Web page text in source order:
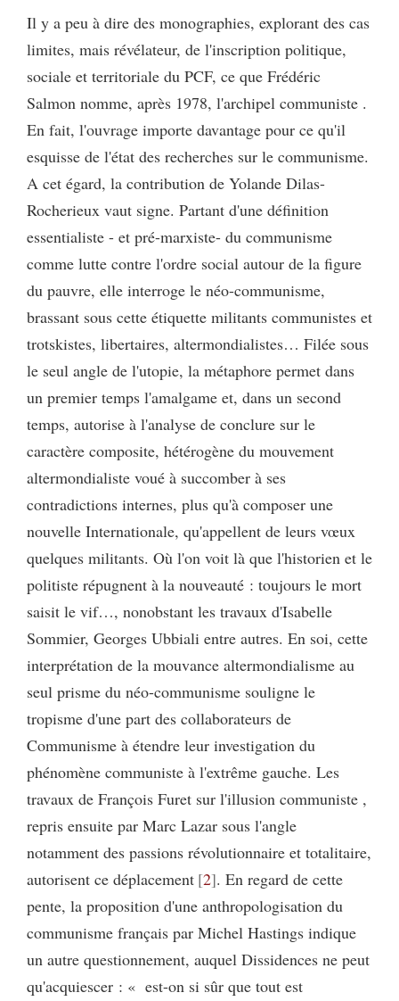
Il y a peu à dire des monographies, explorant des cas
limites, mais révélateur, de l'inscription politique,
sociale et territoriale du PCF, ce que Frédéric
Salmon nomme, après 1978, l'archipel communiste .
En fait, l'ouvrage importe davantage pour ce qu'il
esquisse de l'état des recherches sur le communisme.
A cet égard, la contribution de Yolande Dilas-
Rocherieux vaut signe. Partant d'une définition
essentialiste - et pré-marxiste- du communisme
comme lutte contre l'ordre social autour de la figure
du pauvre, elle interroge le néo-communisme,
brassant sous cette étiquette militants communistes et
trotskistes, libertaires, altermondialistes… Filée sous
le seul angle de l'utopie, la métaphore permet dans
un premier temps l'amalgame et, dans un second
temps, autorise à l'analyse de conclure sur le
caractère composite, hétérogène du mouvement
altermondialiste voué à succomber à ses
contradictions internes, plus qu'à composer une
nouvelle Internationale, qu'appellent de leurs vœux
quelques militants. Où l'on voit là que l'historien et le
politiste répugnent à la nouveauté : toujours le mort
saisit le vif…, nonobstant les travaux d'Isabelle
Sommier, Georges Ubbiali entre autres. En soi, cette
interprétation de la mouvance altermondialisme au
seul prisme du néo-communisme souligne le
tropisme d'une part des collaborateurs de
Communisme à étendre leur investigation du
phénomène communiste à l'extrême gauche. Les
travaux de François Furet sur l'illusion communiste ,
repris ensuite par Marc Lazar sous l'angle
notamment des passions révolutionnaire et totalitaire,
autorisent ce déplacement 2 . En regard de cette
pente, la proposition d'une anthropologisation du
communisme français par Michel Hastings indique
un autre questionnement, auquel Dissidences ne peut
qu'acquiescer : « est-on si sûr que tout est